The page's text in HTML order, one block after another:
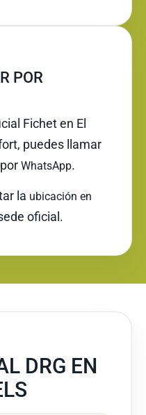
POR
Fichet en El
puedes llamar
WhatsApp.
la ubicación en
oficial.
DRG EN